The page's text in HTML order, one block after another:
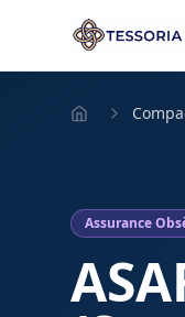
Assurance